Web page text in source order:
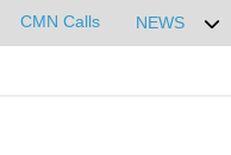
submenú de CMN
CMN Calls
NEWS